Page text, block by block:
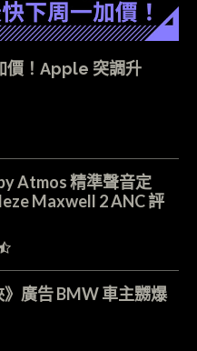
價！Apple 突調升
Atmos 精準聲音定
Maxwell 2 ANC 評
廣告 BMW 車主嬲爆